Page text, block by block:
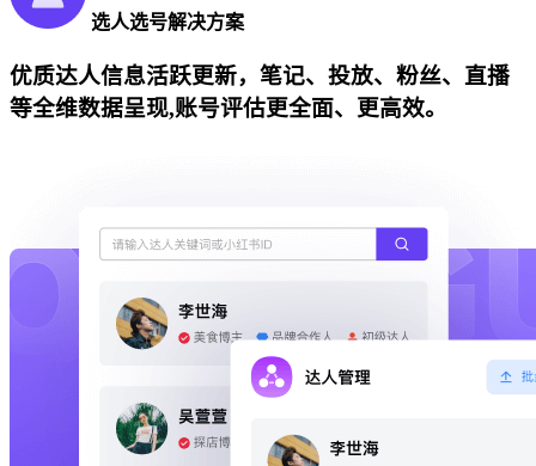
选人选号解决方案
优质达人信息活跃更新，笔记、投放、粉丝、直播
等全维数据呈现,账号评估更全面、更高效。